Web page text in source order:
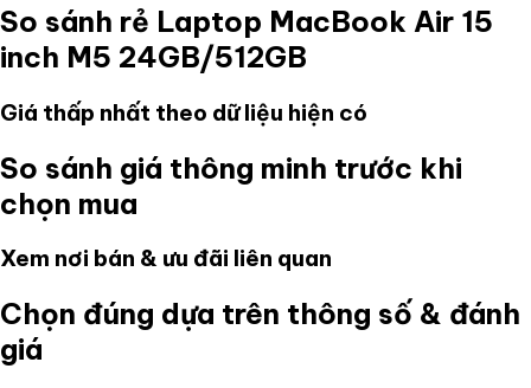
So sánh rẻ Laptop MacBook Air 15
inch M5 24GB/512GB
Giá thấp nhất theo dữ liệu hiện có
So sánh giá thông minh trước khi
chọn mua
Xem nơi bán & ưu đãi liên quan
Chọn đúng dựa trên thông số & đánh
giá